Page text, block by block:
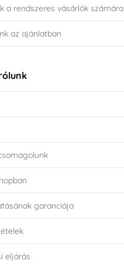
a rendszeres vásárlók számára
az ajánlatban
garanciája
eljárás